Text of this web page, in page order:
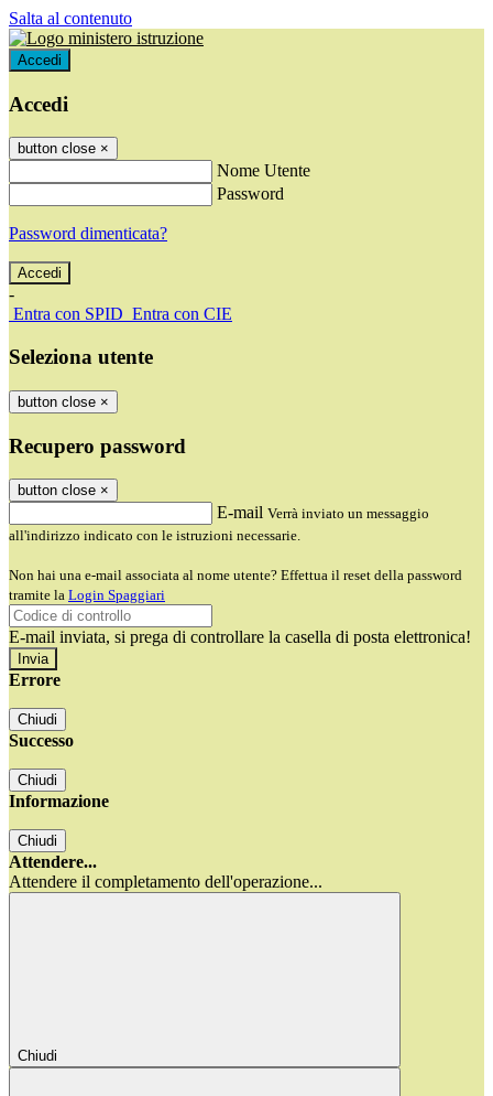
Salta al contenuto
Accedi
Accedi
button close ×
Nome Utente
Password
Password dimenticata?
-
Entra con SPID Entra con CIE
Seleziona utente
button close ×
Recupero password
button close ×
E-mail Verrà inviato un messaggio
all'indirizzo indicato con le istruzioni necessarie.
Non hai una e-mail associata al nome utente? Effettua il reset della password
tramite la Login Spaggiari
E-mail inviata, si prega di controllare la casella di posta elettronica!
Errore
Chiudi
Successo
Chiudi
Informazione
Chiudi
Attendere...
Attendere il completamento dell'operazione...
Chiudi